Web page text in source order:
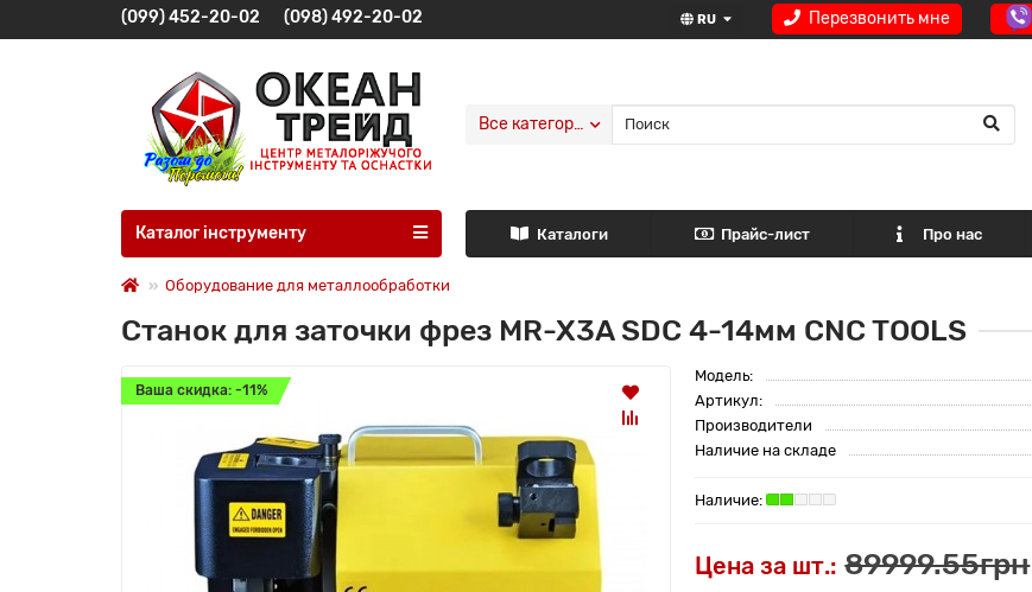
Перезвонить мне
RU
(099) 452-20-02 (098) 492-20-02
Все категории
Каталог інструменту Каталоги Прайс-лист Про нас
Оборудование для металлообработки
Станок для заточки фрез MR-X3A SDC 4-14мм CNC TOOLS
Ваша скидка: -11%
Модель:
Артикул:
Производители
Наличие на складе
Цена за шт.: 89999.55грн